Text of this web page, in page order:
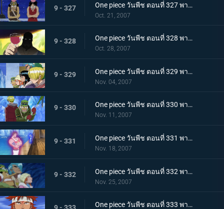
9 - 327 One piece วันพีช ตอนที่ 327 พากย์ไทย เรือซันนี่วิกฤต! จงคำรามอาวุธลับเร็วสุดยอด!
Oct. 21, 2007
9 - 328 One piece วันพีช ตอนที่ 328 พากย์ไทย ความฝันจมลงที่นิวเวิลด์! โจรสลัดพัชเซิ่ลถอดใจสู้!
Oct. 28, 2007
9 - 329 One piece วันพีช ตอนที่ 329 พากย์ไทย กลุ่มนักฆ่าเข้าจู่โจม! ระเบิดศึกบนลานน้ำแข็ง!
Nov. 04, 2007
9 - 330 One piece วันพีช ตอนที่ 330 พากย์ไทย กลุ่มหมวกฟางเจอศึกหนัก! จิตวิญญาณที่เดิมพันด้วยผืนธง!
Nov. 11, 2007
9 - 331 One piece วันพีช ตอนที่ 331 พากย์ไทย ร้อนระอุเต็มพิกัด! พลังแม่เหล็กคู่แฝดเข้าคุกคาม!
Nov. 18, 2007
9 - 332 One piece วันพีช ตอนที่ 332 พากย์ไทย โกลาหลใหญ่ในคฤหาสน์! ตอนพิโรธกับเพื่อนๆที่ถูกจับ
Nov. 25, 2007
One piece วันพีช ตอนที่ 333 พากย์ไทย ฟินิกซ์หวนคืน! ธงในฝันกับคำสาบานของเพื่อน